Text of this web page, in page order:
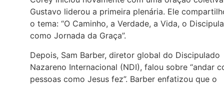
Gustavo liderou a primeira plenária. Ele
o tema: “O Caminho, a Verdade, a Vida, o
como Jornada da Graça”.
Depois, Sam Barber, diretor global do Discipulado
Nazareno Internacional (NDI), falou sobre “andar
pessoas como Jesus fez”. Barber enfatizou que o